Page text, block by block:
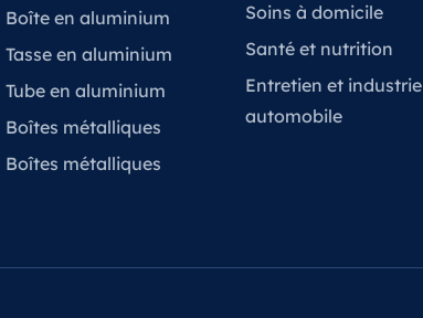
Boîte en aluminium
Tasse en aluminium
Tube en aluminium
Boîtes métalliques
Boîtes métalliques
Soins à domicile
Santé et nutrition
Entretien et industrie
automobile